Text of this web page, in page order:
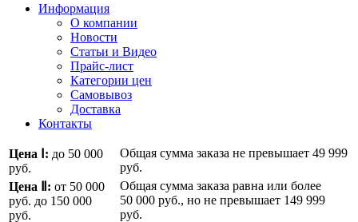
Информация
О компании
Новости
Статьи и Видео
Прайс-лист
Категории цен
Самовывоз
Доставка
Контакты
Цена Ⅰ: до 50 000
руб.
Общая сумма заказа не превышает 49 999
руб.
Цена Ⅱ: от 50 000
руб. до 150 000
руб.
Общая сумма заказа равна или более
50 000 руб., но не превышает 149 999
руб.